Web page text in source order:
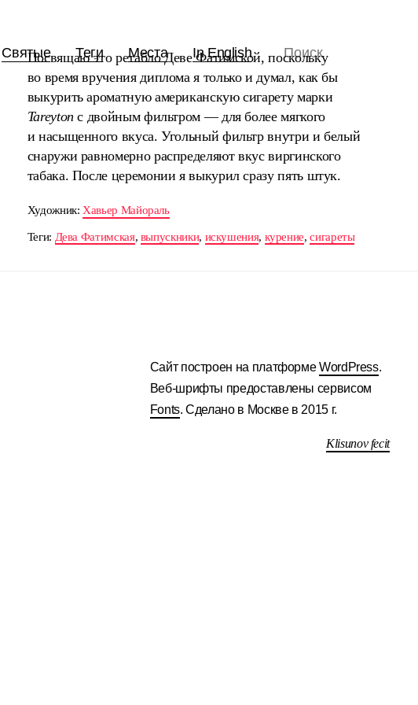
Святые Теги Места In English
Посвящаю это ретабло Деве Фатимской, поскольку
во время вручения диплома я только и думал, как бы
выкурить ароматную американскую сигарету марки
Tareyton с двойным фильтром — для более мягкого
и насыщенного вкуса. Угольный фильтр внутри и белый
снаружи равномерно распределяют вкус виргинского
табака. После церемонии я выкурил сразу пять штук.
Художник: Хавьер Майораль
Теги: Дева Фатимская, выпускники, искушения, курение,сигареты
Сайт построен на платформеWordPress.
Веб-шрифты предоставлены сервисом
Fonts. Сделано в Москве в 2015 г.
Klisunov fecit